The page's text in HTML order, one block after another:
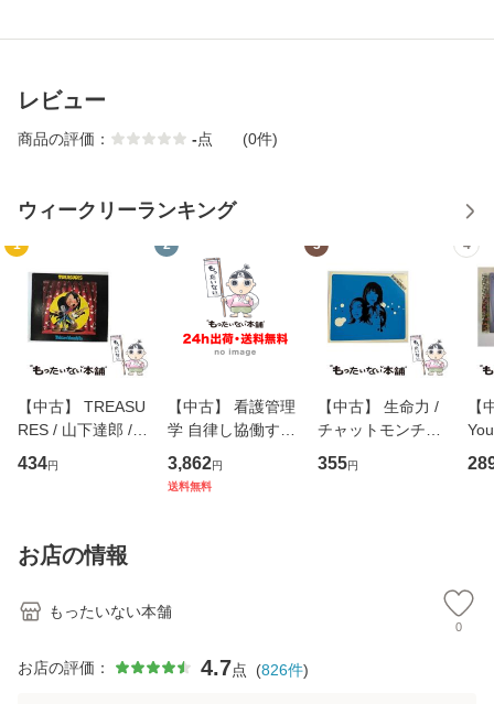
レビュー
商品の評価： -点 (0件)
ウィークリーランキング
1
【中古】 TREASU
RES / 山下達郎 /
イーストウエス
ト・ジャパン [CD]
434円
2
【中古】 看護管理
学 自律し協働する
専門職の看護マネ
ジメントスキル 改
3,862円
送料無料
3
【中古】 生命力 /
チャットモンチー /
キューンレコード
[CD]【メール便送
355円
4
【
のが
お店の情報
もったいない本舗
0
お店の評価： 4.7点 (826件)